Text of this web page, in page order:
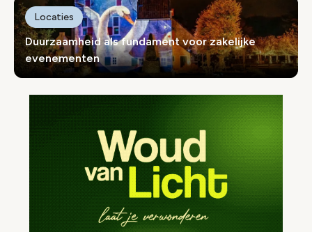
Duurzaamheid als fundament voor zakelijke
evenementen
Locaties